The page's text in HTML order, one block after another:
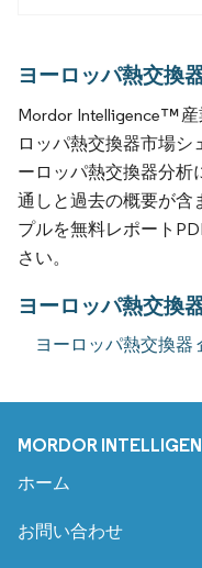
ヨーロッパ熱交換
Mordor Intelligence™
ロッパ熱交換器市場シ
ーロッパ熱交換器分析
通しと過去の概要が含
プルを無料レポート
さい。
ヨーロッパ熱交換
ヨーロッパ熱交換器
MORDOR
ホーム
お問い合わせ